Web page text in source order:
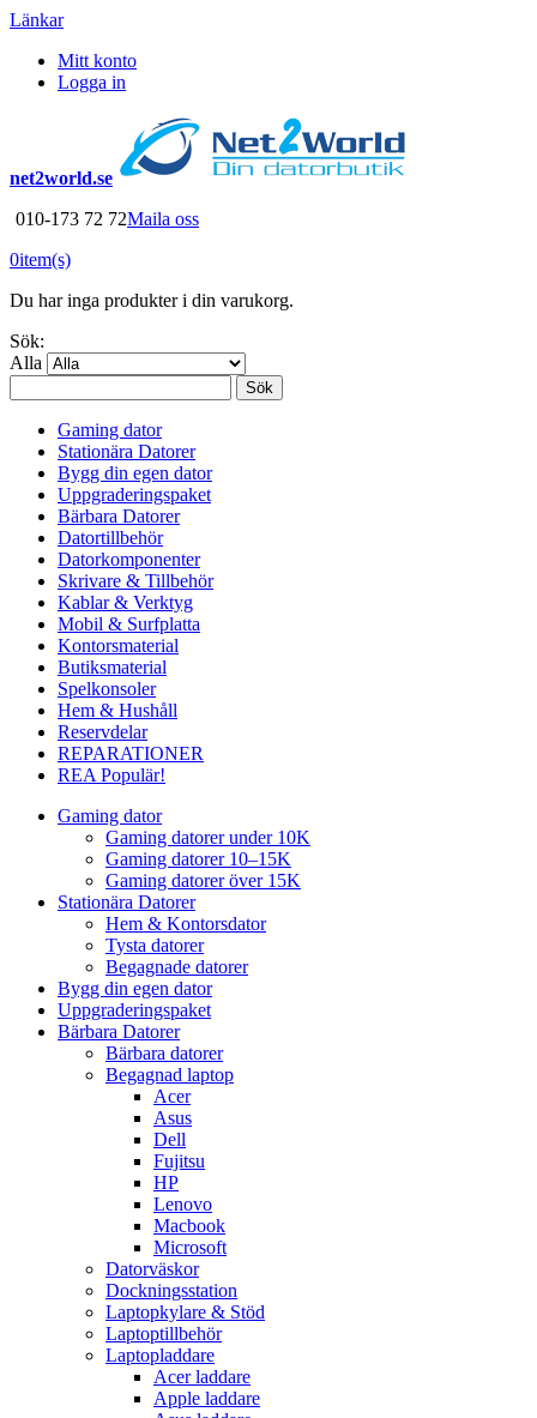
Länkar
Mitt konto
Logga in
net2world.se
010-173 72 72Maila oss
0item(s)
Du har inga produkter i din varukorg.
Sök:
Alla
Sök
Gaming dator
Stationära Datorer
Bygg din egen dator
Uppgraderingspaket
Bärbara Datorer
Datortillbehör
Datorkomponenter
Skrivare & Tillbehör
Kablar & Verktyg
Mobil & Surfplatta
Kontorsmaterial
Butiksmaterial
Spelkonsoler
Hem & Hushåll
Reservdelar
REPARATIONER
REA Populär!
Gaming dator
Gaming datorer under 10K
Gaming datorer 10–15K
Gaming datorer över 15K
Stationära Datorer
Hem & Kontorsdator
Tysta datorer
Begagnade datorer
Bygg din egen dator
Uppgraderingspaket
Bärbara Datorer
Bärbara datorer
Begagnad laptop
Acer
Asus
Dell
Fujitsu
HP
Lenovo
Macbook
Microsoft
Datorväskor
Dockningsstation
Laptopkylare & Stöd
Laptoptillbehör
Laptopladdare
Acer laddare
Apple laddare